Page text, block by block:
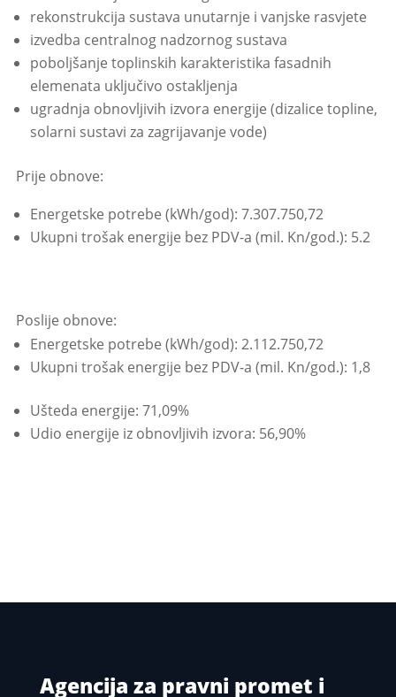
rekonstrukcija sustava unutarnje i vanjske rasvjete
izvedba centralnog nadzornog sustava
poboljšanje toplinskih karakteristika fasadnih
elemenata uključivo ostakljenja
ugradnja obnovljivih izvora energije (dizalice topline,
solarni sustavi za zagrijavanje vode)
Prije obnove:
Energetske potrebe (kWh/god): 7.307.750,72
Ukupni trošak energije bez PDV-a (mil. Kn/god.): 5.2
Poslije obnove:
Energetske potrebe (kWh/god): 2.112.750,72
Ukupni trošak energije bez PDV-a (mil. Kn/god.): 1,8
Ušteda energije: 71,09%
Udio energije iz obnovljivih izvora: 56,90%
Agencija za pravni promet i